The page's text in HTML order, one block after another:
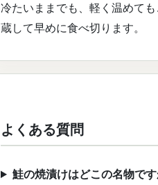
冷たいままでも、軽く温めて
蔵して早めに食べ切ります。
よくある質問
鮭の焼漬けはどこの名物です